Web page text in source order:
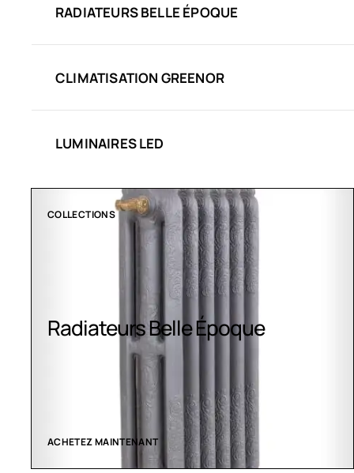
RADIATEURS BELLE ÉPOQUE
CLIMATISATION GREENOR
LUMINAIRES LED
CLIMATISATION GREENOR
Climatisation Greenor
VOIR LES CRÉATIONS